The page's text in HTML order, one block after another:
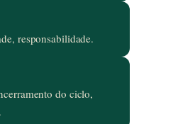
responsabilidade.
do ciclo,